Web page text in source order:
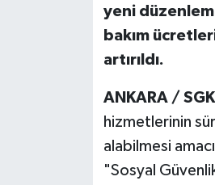
yeni
bakım
artırıldı.
ANKARA /
hizmetlerinin
alabilmesi
"Sosyal